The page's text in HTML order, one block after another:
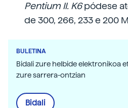
Pentium II. K6pódese
de 300, 266, 233 e 200
BULETINA
Bidali zure helbide elektronikoa
zure sarrera-ontzian
Bidali